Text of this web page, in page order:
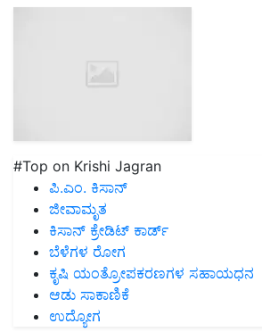
#Top on Krishi Jagran
ಪಿ.ಎಂ. ಕಿಸಾನ್
ಜೀವಾಮೃತ
ಕಿಸಾನ್ ಕ್ರೇಡಿಟ್ ಕಾರ್ಡ್
ಬೆಳೆಗಳ ರೋಗ
ಕೃಷಿ ಯಂತ್ರೋಪಕರಣಗಳ ಸಹಾಯಧನ
ಆಡು ಸಾಕಾಣಿಕೆ
ಉದ್ಯೋಗ